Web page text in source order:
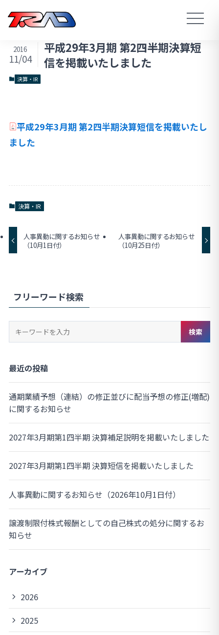
平成29年3月期 第2四半期決算短
信を掲載いたしました
2016
11/04
決算・IR
平成29年3月期 第2四半期決算短信を掲載いたし
ました
決算・IR
人事異動に関するお知らせ
（10月1日付）
人事異動に関するお知らせ
（10月25日付）
フリーワード検索
ー
ド
索
検索
最近の投稿
通期業績予想（連結）の修正並びに配当予想の修正(増配)
に関するお知らせ
2027年3月期第1四半期 決算補足説明を掲載いたしました
2027年3月期第1四半期 決算短信を掲載いたしました
人事異動に関するお知らせ（2026年10月1日付）
譲渡制限付株式報酬としての自己株式の処分に関するお
知らせ
アーカイブ
2026
2025